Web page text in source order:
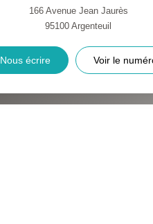
166 Avenue Jean Jaurès
95100Argenteuil
Nous écrire Voir le